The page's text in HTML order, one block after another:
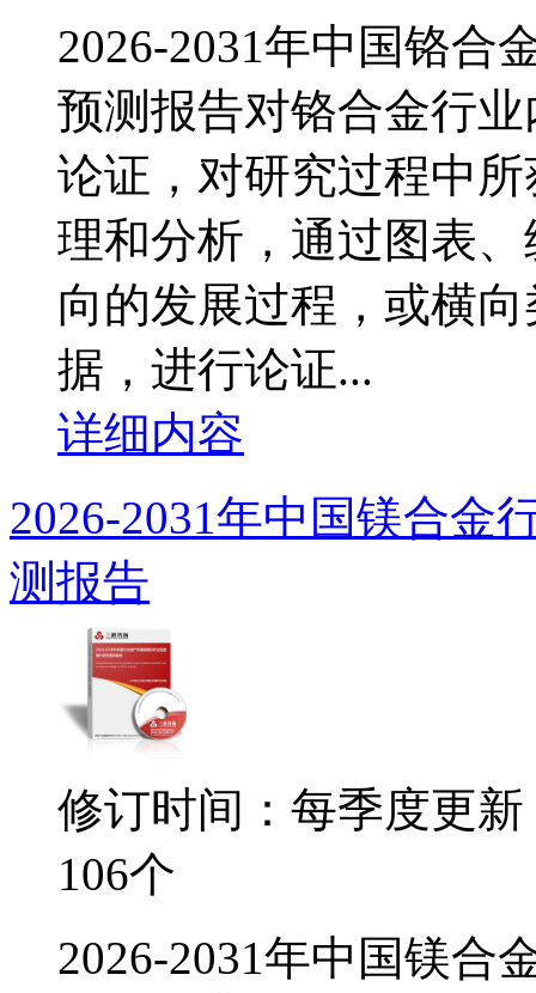
2026-2031年中国铬合
预测报告对铬合金行
论证，对研究过程中
理和分析，通过图表
向的发展过程，或横
据，进行论证...
详细内容
2026-2031年中国镁合金
测报告
修订时间：每季度更新
106个
2026-2031年中国镁合